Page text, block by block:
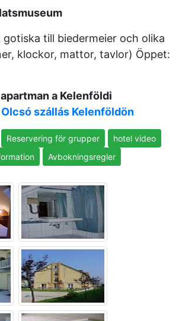
till biedermeier och olika
klockor, mattor, tavlor) Öppet:
a Kelenföldi
Olcsó szállás Kelenföldön
Reservering för grupper
hotel video
Avbokningsregler